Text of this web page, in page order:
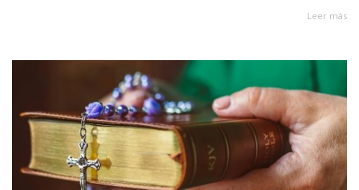
Leer más